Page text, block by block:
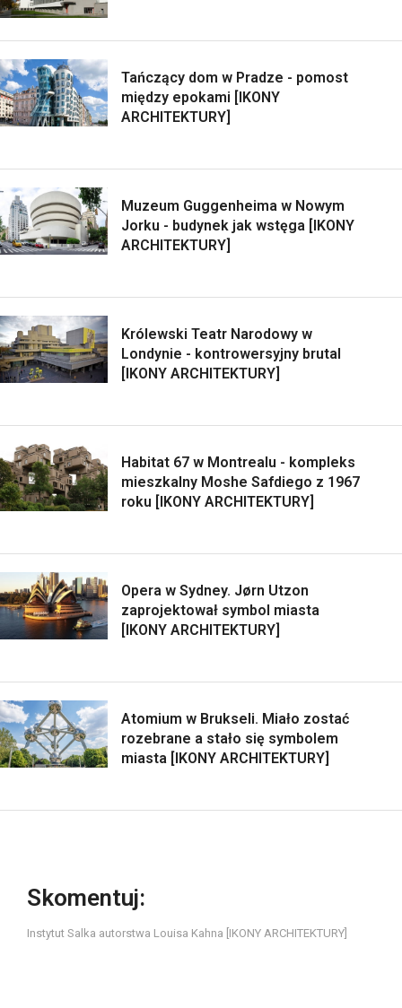
Tańczący dom w Pradze - pomost
między epokami [IKONY
ARCHITEKTURY]
Muzeum Guggenheima w Nowym
Jorku - budynek jak wstęga [IKONY
ARCHITEKTURY]
Królewski Teatr Narodowy w
Londynie - kontrowersyjny brutal
[IKONY ARCHITEKTURY]
Habitat 67 w Montrealu - kompleks
mieszkalny Moshe Safdiego z 1967
roku [IKONY ARCHITEKTURY]
Opera w Sydney. Jørn Utzon
zaprojektował symbol miasta
[IKONY ARCHITEKTURY]
Atomium w Brukseli. Miało zostać
rozebrane a stało się symbolem
miasta [IKONY ARCHITEKTURY]
Skomentuj:
Instytut Salka autorstwa Louisa Kahna [IKONY ARCHITEKTURY]